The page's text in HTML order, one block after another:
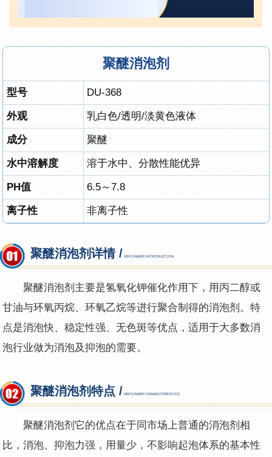
聚醚消泡剂
型号 DU-368
外观 乳白色/透明/淡黄色液体
成分 聚醚
水中溶解度 溶于水中、分散性能优异
PH值 6.5～7.8
离子性 非离子性
聚醚消泡剂详情 / DEFOAMER INTRODUCTION
聚醚消泡剂主要是氢氧化钾催化作用下，用丙二醇或
甘油与环氧丙烷、环氧乙烷等进行聚合制得的消泡剂。特
点是消泡快、稳定性强、无色斑等优点，适用于大多数消
泡行业做为消泡及抑泡的需要。
聚醚消泡剂特点 / DEFOAMER CHARACTERISTICS
聚醚消泡剂它的优点在于同市场上普通的消泡剂相
比，消泡、抑泡力强，用量少，不影响起泡体系的基本性